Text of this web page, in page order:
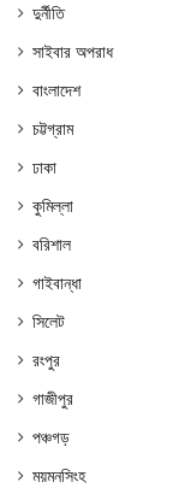
দুর্নীতি
সাইবার অপরাধ
বাংলাদেশ
চট্টগ্রাম
ঢাকা
কুমিল্লা
বরিশাল
গাইবান্ধা
সিলেট
রংপুর
গাজীপুর
পঞ্চগড়
ময়মনসিংহ